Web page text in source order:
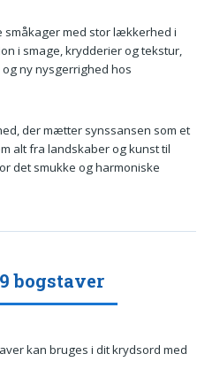
småkager med stor lækkerhed i
i smage, krydderier og tekstur,
ny nysgerrighed hos
der mætter synssansen som et
alt fra landskaber og kunst til
det smukke og harmoniske
bogstaver
kan bruges i dit krydsord med